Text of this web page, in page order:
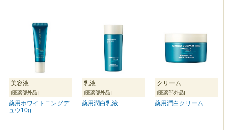
美容液
[医薬部外品]
薬用ホワイトニングデ
ュウ10g
乳液
[医薬部外品]
薬用潤白乳液
クリーム
[医薬部外品]
薬用潤白クリーム